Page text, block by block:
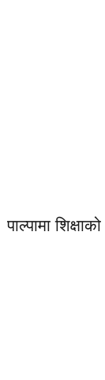
पाल्पामा